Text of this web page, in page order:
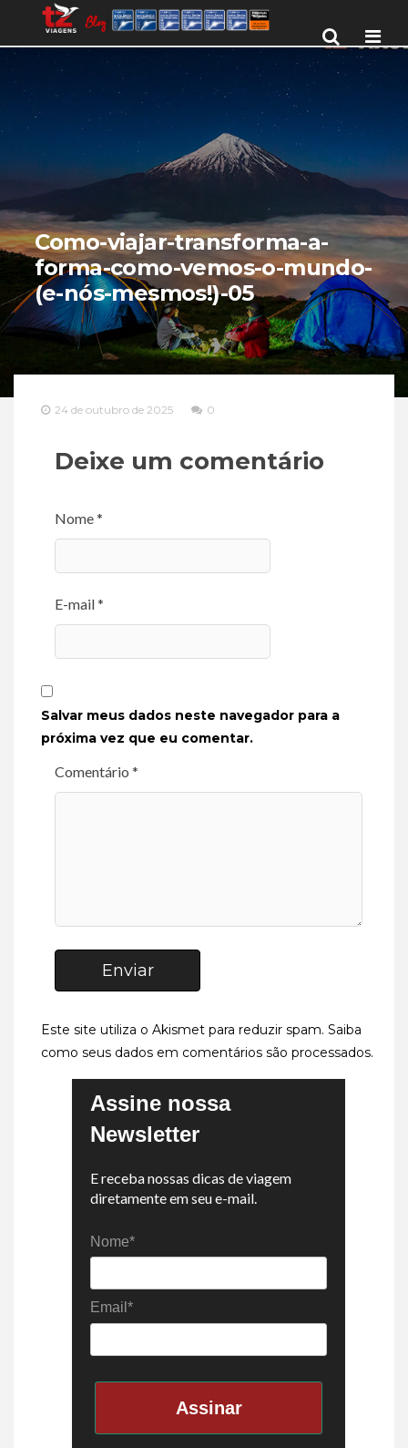
Como-viajar-transforma-a-
forma-como-vemos-o-mundo-
(e-nós-mesmos!)-05
24 de outubro de 2025 0
Deixe um comentário
Nome *
E-mail *
Salvar meus dados neste navegador para a
próxima vez que eu comentar.
Comentário *
Enviar
Este site utiliza o Akismet para reduzir spam. Saiba
como seus dados em comentários são processados.
Assine nossa
Newsletter
E receba nossas dicas de viagem
diretamente em seu e-mail.
Nome*
Email*
Assinar